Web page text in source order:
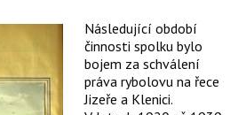
Následující období
činnosti spolku bylo
bojem za schválení
práva rybolovu na řece
Jizeře a Klenici.